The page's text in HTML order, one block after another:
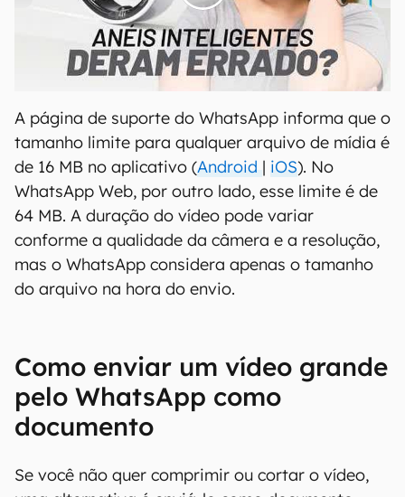
00:00/21:11
A página de suporte do WhatsApp informa que o
tamanho limite para qualquer arquivo de mídia é
de 16 MB no aplicativo (Android | iOS). No
WhatsApp Web, por outro lado, esse limite é de
64 MB. A duração do vídeo pode variar
conforme a qualidade da câmera e a resolução,
mas o WhatsApp considera apenas o tamanho
do arquivo na hora do envio.
Como enviar um vídeo grande
pelo WhatsApp como
documento
Se você não quer comprimir ou cortar o vídeo,